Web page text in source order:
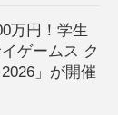
万円！学生
ゲームス ク
」が開催